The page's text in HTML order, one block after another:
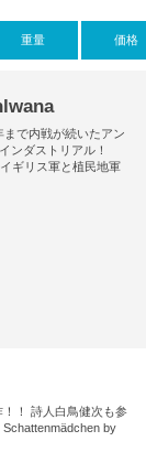
重量 価格
まで内戦が続いたアン
ンダストリアル！
ギリス軍と植民地軍
！ 詩人白鳥健次も参
by